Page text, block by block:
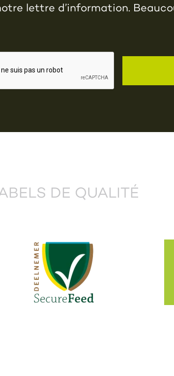
lettre d’information.
DE QUALITÉ